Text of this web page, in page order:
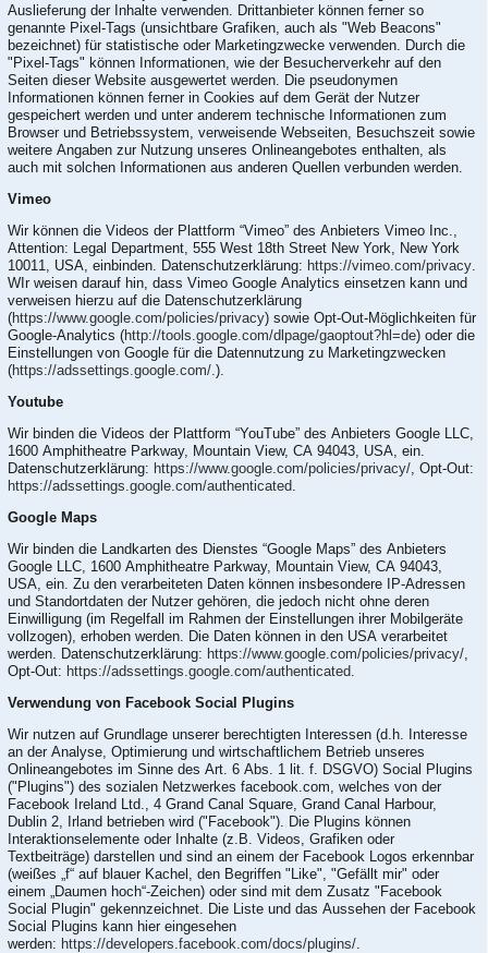
Auslieferung der Inhalte verwenden. Drittanbieter können ferner so
genannte Pixel-Tags (unsichtbare Grafiken, auch als "Web Beacons"
bezeichnet) für statistische oder Marketingzwecke verwenden. Durch die
"Pixel-Tags" können Informationen, wie der Besucherverkehr auf den
Seiten dieser Website ausgewertet werden. Die pseudonymen
Informationen können ferner in Cookies auf dem Gerät der Nutzer
gespeichert werden und unter anderem technische Informationen zum
Browser und Betriebssystem, verweisende Webseiten, Besuchszeit sowie
weitere Angaben zur Nutzung unseres Onlineangebotes enthalten, als
auch mit solchen Informationen aus anderen Quellen verbunden werden.
Vimeo
Wir können die Videos der Plattform “Vimeo” des Anbieters Vimeo Inc.,
Attention: Legal Department, 555 West 18th Street New York, New York
10011, USA, einbinden. Datenschutzerklärung: https://vimeo.com/privacy
WIr weisen darauf hin, dass Vimeo Google Analytics einsetzen kann und
verweisen hierzu auf die Datenschutzerklärung
(https://www.google.com/policies/privacy) sowie Opt-Out-Möglichkeiten für
Google-Analytics (http://tools.google.com/dlpage/gaoptout?hl=de) oder die
Einstellungen von Google für die Datennutzung zu Marketingzwecken
(https://adssettings.google.com/. ).
Youtube
Wir binden die Videos der Plattform “YouTube” des Anbieters Google LLC,
1600 Amphitheatre Parkway, Mountain View, CA 94043, USA, ein.
Datenschutzerklärung: https://www.google.com/policies/privacy/ , Opt-Out:
https://adssettings.google.com/authenticated
Google Maps
Wir binden die Landkarten des Dienstes “Google Maps” des Anbieters
Google LLC, 1600 Amphitheatre Parkway, Mountain View, CA 94043,
USA, ein. Zu den verarbeiteten Daten können insbesondere IP-Adressen
und Standortdaten der Nutzer gehören, die jedoch nicht ohne deren
Einwilligung (im Regelfall im Rahmen der Einstellungen ihrer Mobilgeräte
vollzogen), erhoben werden. Die Daten können in den USA verarbeitet
werden. Datenschutzerklärung: https://www.google.com/policies/privacy/
Opt-Out: https://adssettings.google.com/authenticated
Verwendung von Facebook Social Plugins
Wir nutzen auf Grundlage unserer berechtigten Interessen (d.h. Interesse
an der Analyse, Optimierung und wirtschaftlichem Betrieb unseres
Onlineangebotes im Sinne des Art. 6 Abs. 1 lit. f. DSGVO) Social Plugins
("Plugins") des sozialen Netzwerkes facebook.com, welches von der
Facebook Ireland Ltd., 4 Grand Canal Square, Grand Canal Harbour,
Dublin 2, Irland betrieben wird ("Facebook"). Die Plugins können
Interaktionselemente oder Inhalte (z.B. Videos, Grafiken oder
Textbeiträge) darstellen und sind an einem der Facebook Logos erkennbar
(weißes „f“ auf blauer Kachel, den Begriffen "Like", "Gefällt mir" oder
einem „Daumen hoch“-Zeichen) oder sind mit dem Zusatz "Facebook
Social Plugin" gekennzeichnet. Die Liste und das Aussehen der Facebook
Social Plugins kann hier eingesehen
werden: https://developers.facebook.com/docs/plugins/